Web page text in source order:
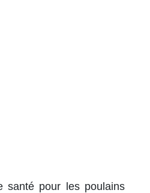
santé pour les poulains